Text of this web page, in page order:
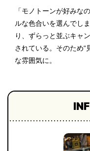
「モノトーンが好みな
ルな色合いを選んでし
り、ずらっと並ぶキャ
されている。そのため“
な雰囲気に。